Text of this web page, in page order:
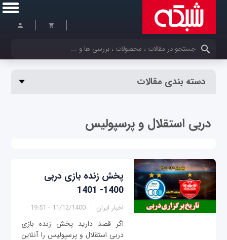
کلمات کلیدی خود را وارد کنید
دسته بندی مقالات
دربی استقلال و پرسپولیس
پخش زنده بازی دربی
1400- 1401
اخبار ایران 11/12/1400 - 19:51
اگر قصد دارید پخش زنده بازی‌
دربی استقلال و پرسپولیس را آنلاین